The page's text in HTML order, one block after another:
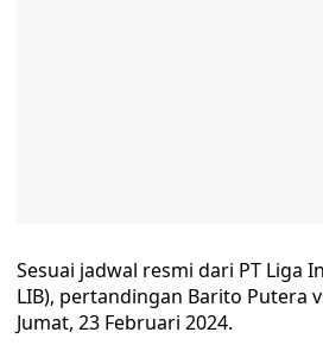
Sesuai jadwal resmi dari PT Liga
LIB), pertandingan Barito Putera
Jumat, 23 Februari 2024.